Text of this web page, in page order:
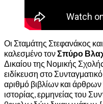
Οι Σταμάτης Στεφανάκος
καλεσμένο τονΣπύρο
Δικαίου της Νομικής
ειδίκευση στο
αριθμό βιβλίων και άρθρων
ιστορίας, ερμηνείας του